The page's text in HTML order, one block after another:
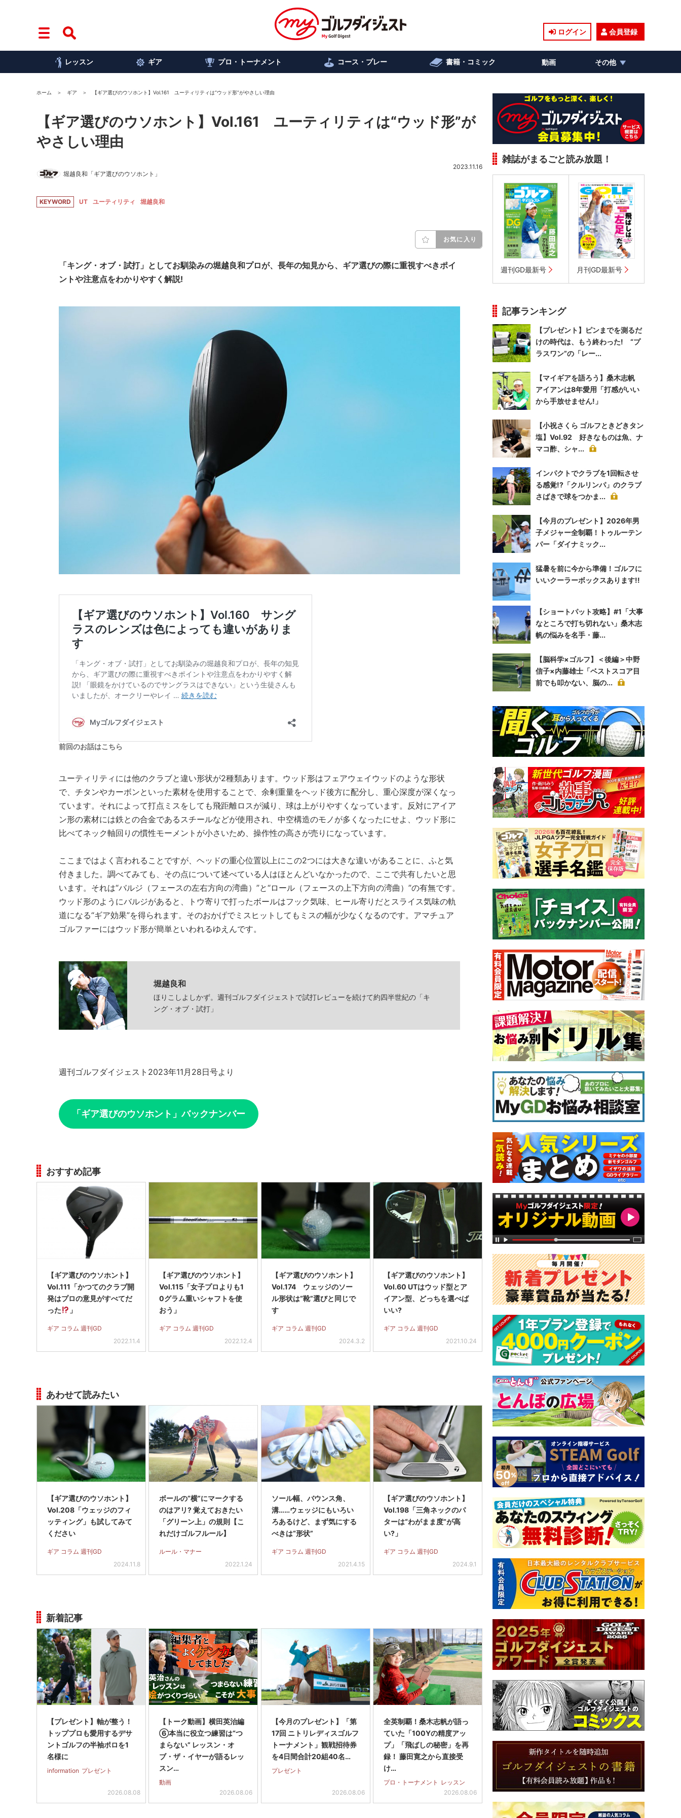
ログイン 会員登録
レッスン ギア プロ・トーナメント コース・プレー 書籍・コミック 動画 その他
ホーム ギア 【ギア選びのウソホント】Vol.161 ユーティリティは“ウッド形”がやさしい理由
【ギア選びのウソホント】Vol.161 ユーティリティは“ウッド形”が
やさしい理由
堀越良和「ギア選びのウソホント」
2023.11.16
KEYWORD UT ユーティリティ 堀越良和
お気に入り
「キング・オブ・試打」としてお馴染みの堀越良和プロが、長年の知見から、ギア選びの際に重視すべきポイ
ントや注意点をわかりやすく解説!
前回のお話はこちら
ユーティリティには他のクラブと違い形状が2種類あります。ウッド形はフェアウェイウッドのような形状
で、チタンやカーボンといった素材を使用することで、余剰重量をヘッド後方に配分し、重心深度が深くなっ
ています。それによって打点ミスをしても飛距離ロスが減り、球は上がりやすくなっています。反対にアイア
ン形の素材には鉄との合金であるスチールなどが使用され、中空構造のモノが多くなったにせよ、ウッド形に
比べてネック軸回りの慣性モーメントが小さいため、操作性の高さが売りになっています。
ここまではよく言われることですが、ヘッドの重心位置以上にこの2つには大きな違いがあることに、ふと気
付きました。調べてみても、その点について述べている人はほとんどいなかったので、ここで共有したいと思
います。それは“バルジ（フェースの左右方向の湾曲）”と“ロール（フェースの上下方向の湾曲）”の有無です。
ウッド形のようにバルジがあると、トウ寄りで打ったボールはフック気味、ヒール寄りだとスライス気味の軌
道になる“ギア効果”を得られます。そのおかげでミスヒットしてもミスの幅が少なくなるのです。アマチュア
ゴルファーにはウッド形が簡単といわれるゆえんです。
堀越良和
ほりこしよしかず。週刊ゴルフダイジェストで試打レビューを続けて約四半世紀の「キ
ング・オブ・試打」
週刊ゴルフダイジェスト2023年11月28日号より
「ギア選びのウソホント」バックナンバー
おすすめ記事
【ギア選びのウソホント】
Vol.111「かつてのクラブ開
発はプロの意見がすべてだ
った
」
ギア コラム 週刊GD
2022.11.4
【ギア選びのウソホント】
Vol.115「女子プロよりも1
0グラム重いシャフトを使
おう」
ギア コラム 週刊GD
2022.12.4
【ギア選びのウソホント】
Vol.174 ウェッジのソー
ル形状は“靴”選びと同じで
す
ギア コラム 週刊GD
2024.3.2
【ギア選びのウソホント】
Vol.60 UTはウッド型とア
イアン型、どっちを選べば
いい?
ギア コラム 週刊GD
2021.10.24
あわせて読みたい
【ギア選びのウソホント】
Vol.208「ウェッジのフィ
ッティング」も試してみて
ください
ギア コラム 週刊GD
2024.11.8
ボールの“横”にマークする
のはアリ? 覚えておきたい
「グリーン上」の規則【こ
れだけゴルフルール】
ルール・マナー
2022.1.24
ソール幅、バウンス角、
溝……ウェッジにもいろい
ろあるけど、まず気にする
べきは“形状”
ギア コラム 週刊GD
2021.4.15
【ギア選びのウソホント】
Vol.198「三角ネックのパ
ターは“わがまま度”が高
い?」
ギア コラム 週刊GD
2024.9.1
新着記事
【プレゼント】軸が整う！
トッププロも愛用するデサ
ントゴルフの半袖ポロを1
名様に
information プレゼント
2026.08.08
【トーク動画】横田英治編
⑥本当に役立つ練習は“つ
まらない” レッスン・オ
ブ・ザ・イヤーが語るレッ
スン…
動画
2026.08.06
【今月のプレゼント】「第
17回 ニトリレディスゴルフ
トーナメント」観戦招待券
を4日間合計20組40名…
プレゼント
2026.08.06
全英制覇！桑木志帆が語っ
ていた「100Yの精度アッ
プ」「飛ばしの秘密」を再
録！ 藤田寛之から直接受
け…
プロ・トーナメント レッスン
2026.08.06
雑誌がまるごと読み放題！
週刊GD最新号 月刊GD最新号
記事ランキング
【プレゼント】ピンまでを測るだ
けの時代は、もう終わった! “プ
ラスワン”の「レー...
【マイギアを語ろう】桑木志帆
アイアンは8年愛用「打感がいい
から手放せません!」
【小祝さくら ゴルフときどきタン
塩】Vol.92 好きなものは魚、ナ
マコ酢、シャ...
インパクトでクラブを1回転させ
る感覚!?「クルリンパ」のクラブ
さばきで球をつかま...
【今月のプレゼント】2026年男
子メジャー全制覇！トゥルーテン
パー「ダイナミック...
猛暑を前に今から準備！ゴルフに
いいクーラーボックスあります!!
【ショートパット攻略】#1「大事
なところで打ち切れない」桑木志
帆の悩みを名手・藤...
【脳科学×ゴルフ】＜後編＞中野
信子×内藤雄士「ベストスコア目
前でも叩かない、脳の...